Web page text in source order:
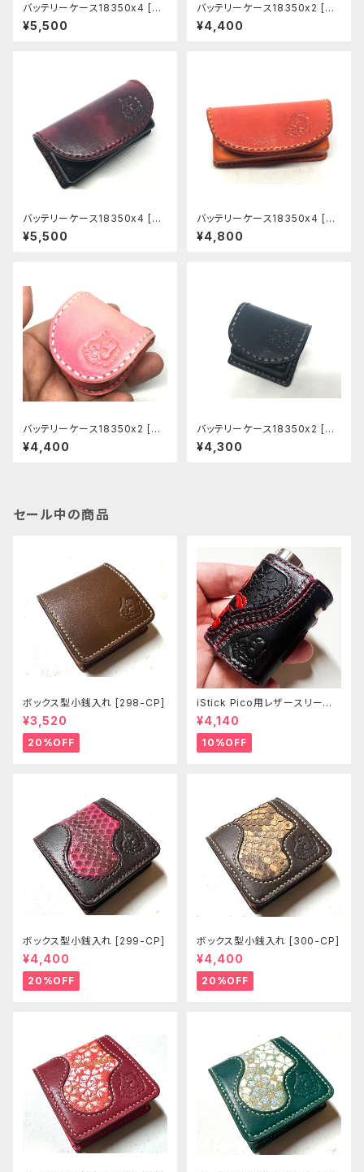
バッテリーケース18350x4 [BC
058]
¥5,500
バッテリーケース18350x2 [BC
003]
¥4,400
バッテリーケース18350x4 [BC
005]
¥5,500
バッテリーケース18350x4 [BC
004]
¥4,800
バッテリーケース18350x2 [BC
002]
¥4,400
バッテリーケース18350x2 [BC
001]
¥4,300
セール中の商品
ボックス型小銭入れ [298-CP]
¥3,520
20%OFF
iStick Pico用レザースリーブ
[381-pc]
¥4,140
10%OFF
ボックス型小銭入れ [299-CP]
¥4,400
20%OFF
ボックス型小銭入れ [300-CP]
¥4,400
20%OFF